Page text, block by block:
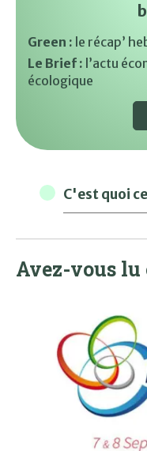
Green : le récap’
Le Brief : l’actu
écologique
C'est quoi
Avez-vous lu